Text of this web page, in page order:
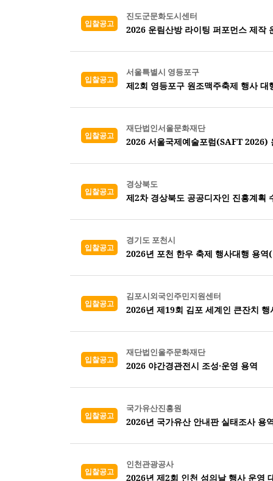
입찰공고
진도군문화도시센터
2026 운림산방 라이팅 퍼포먼스 제작
입찰공고
서울특별시 영등포구
제2회 영등포구 원조맥주축제 행사 대
입찰공고
재단법인서울문화재단
2026 서울국제예술포럼(SAFT 2026)
입찰공고
경상북도
제2차 경상북도 공공디자인 진흥계획
입찰공고
경기도 포천시
2026년 포천 한우 축제 행사대행 용역
입찰공고
김포시외국인주민지원센터
2026년 제19회 김포 세계인 큰잔치 행
입찰공고
재단법인울주문화재단
2026 야간경관전시 조성·운영 용역
입찰공고
국가유산진흥원
2026년 국가유산 안내판 실태조사 용
입찰공고
인천관광공사
2026년 제2회 인천 섬의날 행사 운영